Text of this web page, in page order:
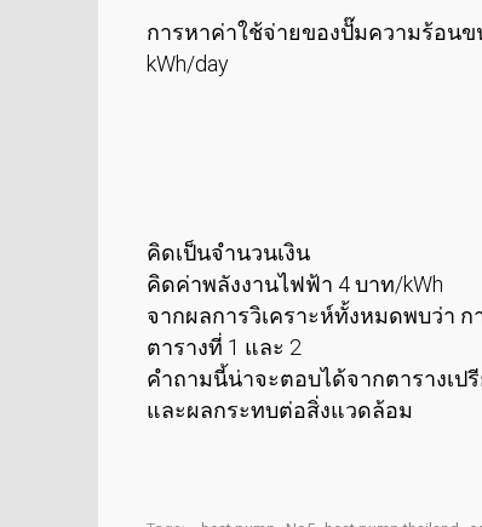
การหาค่าใช้จ่ายของปั๊มความร้
kWh/day
= 348.3
=
= 5.81 h/
=
=
คิดเป็นจำนวน
คิดค่าพลังงานไฟฟ้า 4 บาท/kWh
จากผลการวิเคราะห์ทั้งหมดพบว่า
ตารางที่ 1 และ 2
คำถามนี้น่าจะตอบได้จากตารางเ
และผลกระทบต่อสิ่งแวดล้อม